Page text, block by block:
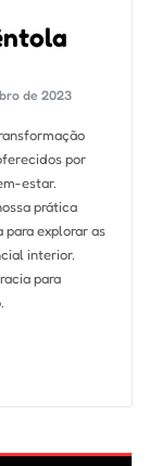
de 2023
por
estar.
prática
explorar as
interior.
para